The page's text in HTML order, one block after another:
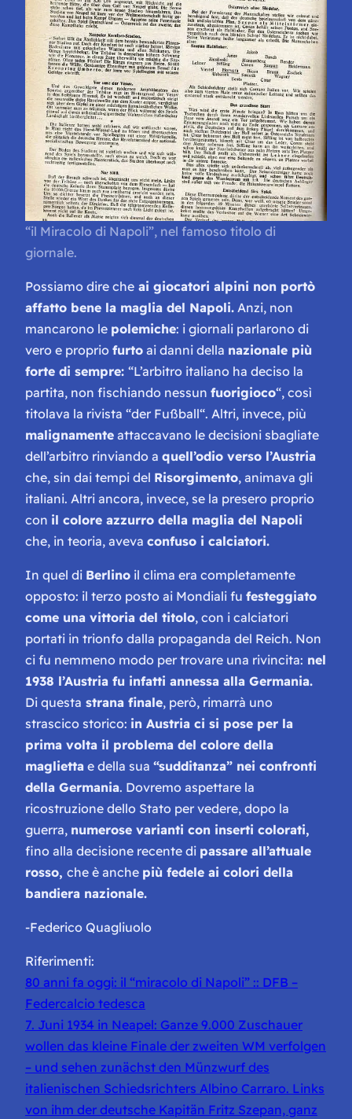
“il Miracolo di Napoli”, nel famoso titolo di
giornale.
Possiamo dire che ai giocatori alpini non portò
affatto bene la maglia del Napoli. Anzi, non
mancarono le polemiche: i giornali parlarono di
vero e proprio furto ai danni della nazionale più
forte di sempre: “L’arbitro italiano ha deciso la
partita, non fischiando nessun fuorigioco“, così
titolava la rivista “der Fußball“. Altri, invece, più
malignamente attaccavano le decisioni sbagliate
dell’arbitro rinviando a quell’odio verso l’Austria
che, sin dai tempi del Risorgimento, animava gli
italiani. Altri ancora, invece, se la presero proprio
con il colore azzurro della maglia del Napoli
che, in teoria, aveva confuso i calciatori.
In quel di Berlino il clima era completamente
opposto: il terzo posto ai Mondiali fu festeggiato
come una vittoria del titolo, con i calciatori
portati in trionfo dalla propaganda del Reich. Non
ci fu nemmeno modo per trovare una rivincita: nel
1938 l’Austria fu infatti annessa alla Germania.
Di questa strana finale, però, rimarrà uno
strascico storico: in Austria ci si pose per la
prima volta il problema del colore della
maglietta e della sua “sudditanza” nei confronti
della Germania. Dovremo aspettare la
ricostruzione dello Stato per vedere, dopo la
guerra, numerose varianti con inserti colorati,
fino alla decisione recente di passare all’attuale
rosso, che è anche più fedele ai colori della
bandiera nazionale.
-Federico Quagliuolo
Riferimenti:
80 anni fa oggi: il “miracolo di Napoli” :: DFB –
Federcalcio tedesca
7. Juni 1934 in Neapel: Ganze 9.000 Zuschauer
wollen das kleine Finale der zweiten WM verfolgen
– und sehen zunächst den Münzwurf des
italienischen Schiedsrichters Albino Carraro. Links
von ihm der deutsche Kapitän Fritz Szepan, ganz